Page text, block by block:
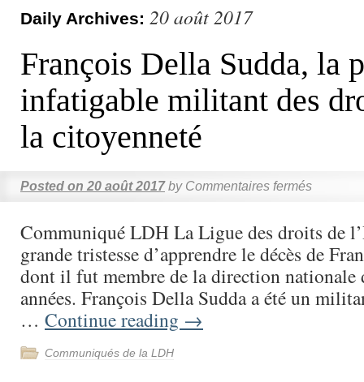
Daily Archives: 20 août 2017
François Della Sudda, la
infatigable militant des
la citoyenneté
Posted on 20 août 2017 by Commentaires fermés
Communiqué LDH La Ligue des droits de
grande tristesse d’apprendre le décès de
dont il fut membre de la direction nationale
années. François Della Sudda a été un
… Continue reading →
Communiqués de la LDH